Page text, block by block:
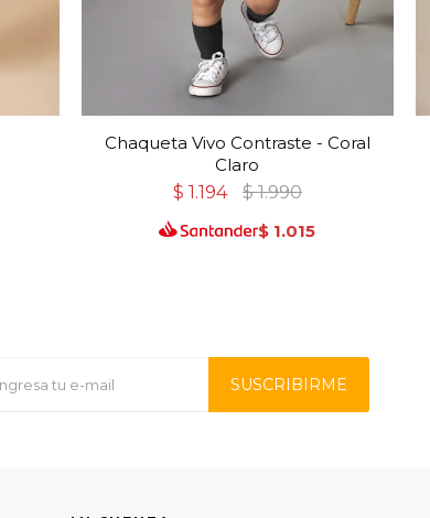
Chaqueta Vivo Contraste - Coral
Claro
$ 1.194 $ 1.990
$ 1.015
SUSCRIBIRME